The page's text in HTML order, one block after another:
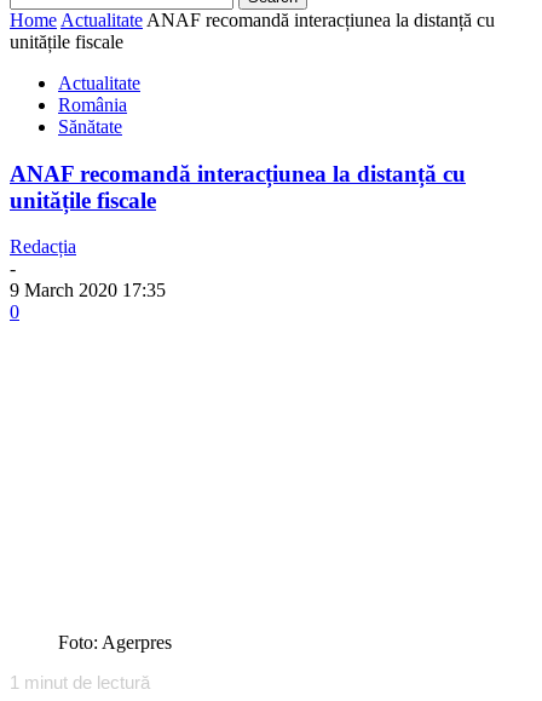
Home Actualitate ANAF recomandă interacțiunea la distanță cu
unitățile fiscale
Actualitate
România
Sănătate
ANAF recomandă interacțiunea la distanță cu
unitățile fiscale
Redacția
-
9 March 2020 17:35
0
Foto: Agerpres
1 minut de lectură